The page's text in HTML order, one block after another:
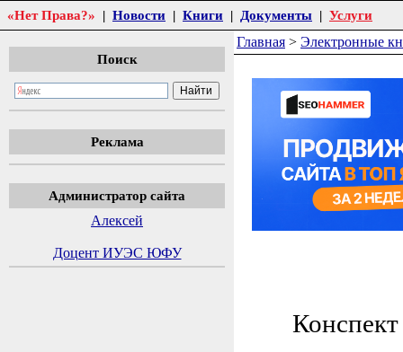
«Нет Права?» | Новости | Книги | Документы | Услуги
Поиск
Реклама
Администратор сайта
Алексей
Доцент ИУЭС ЮФУ
Главная > Электронные